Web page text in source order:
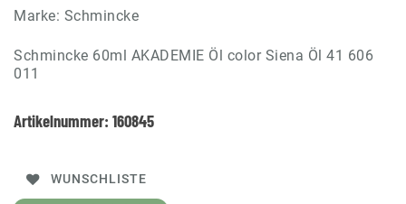
Marke: Schmincke
Schmincke 60ml AKADEMIE Öl color Siena Öl 41 606
011
Artikelnummer: 160845
WUNSCHLISTE